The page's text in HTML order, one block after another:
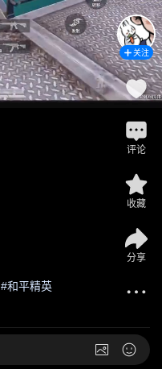
#和平精英
关注
评论
收藏
分享